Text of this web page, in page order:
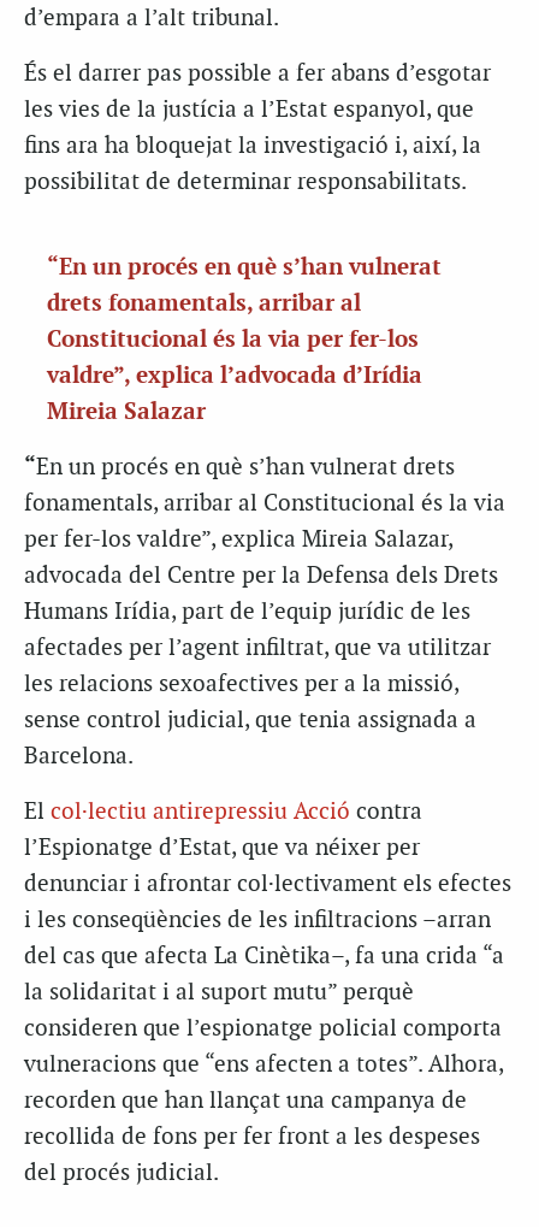
d’empara a l’alt tribunal.
És el darrer pas possible a fer abans d’esgotar
les vies de la justícia a l’Estat espanyol, que
fins ara ha bloquejat la investigació i, així, la
possibilitat de determinar responsabilitats.
“En un procés en què s’han vulnerat
drets fonamentals, arribar al
Constitucional és la via per fer-los
valdre”, explica l’advocada d’Irídia
Mireia Salazar
“En un procés en què s’han vulnerat drets
fonamentals, arribar al Constitucional és la via
per fer-los valdre”, explica Mireia Salazar,
advocada del Centre per la Defensa dels Drets
Humans Irídia, part de l’equip jurídic de les
afectades per l’agent infiltrat, que va utilitzar
les relacions sexoafectives per a la missió,
sense control judicial, que tenia assignada a
Barcelona.
El col·lectiu antirepressiu Acció contra
l’Espionatge d’Estat, que va néixer per
denunciar i afrontar col·lectivament els efectes
i les conseqüències de les infiltracions –arran
del cas que afecta La Cinètika–, fa una crida “a
la solidaritat i al suport mutu” perquè
consideren que l’espionatge policial comporta
vulneracions que “ens afecten a totes”. Alhora,
recorden que han llançat una campanya de
recollida de fons per fer front a les despeses
del procés judicial.